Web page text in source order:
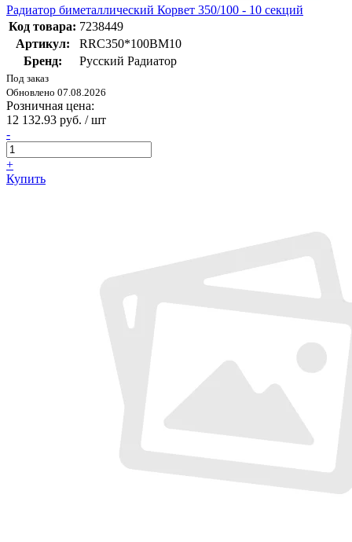
Радиатор биметаллический Корвет 350/100 - 10 секций
Код товара: 7238449
Артикул:
RRC350*100BM10
Бренд:
Русский Радиатор
Под заказ
Обновлено 07.08.2026
Розничная цена:
12 132.93 руб. / шт
-
+
Купить